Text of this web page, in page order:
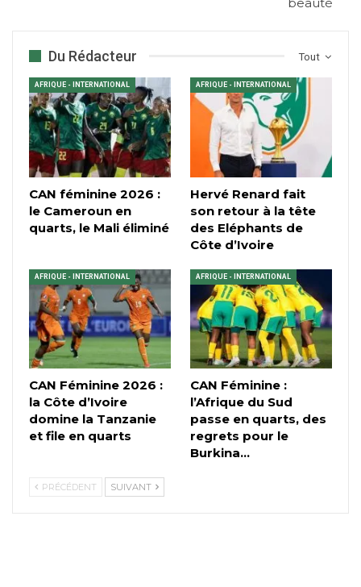
Tout
Du Rédacteur
AFRIQUE - INTERNATIONAL
CAN féminine 2026 :
le Cameroun en
quarts, le Mali éliminé
AFRIQUE - INTERNATIONAL
Hervé Renard fait
son retour à la tête
des Eléphants de
Côte d’Ivoire
AFRIQUE - INTERNATIONAL
CAN Féminine 2026 :
la Côte d’Ivoire
domine la Tanzanie
et file en quarts
AFRIQUE - INTERNATIONAL
CAN Féminine :
l’Afrique du Sud
passe en quarts, des
regrets pour le
Burkina…
PRÉCÉDENT SUIVANT